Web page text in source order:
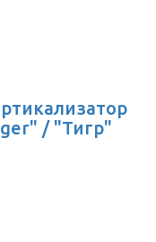
/ "Тигр"